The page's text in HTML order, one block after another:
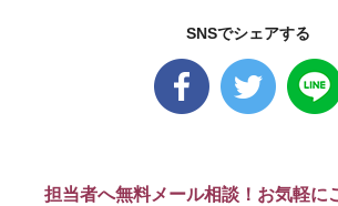
SNSでシェアする
担当者へ無料メール相談！お気軽に